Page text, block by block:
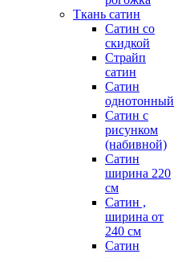
Ткань сатин
Сатин со
скидкой
Страйп
сатин
Сатин
однотонный
Сатин с
рисунком
(набивной)
Сатин
ширина 220
см
Сатин ,
ширина от
240 см
Сатин